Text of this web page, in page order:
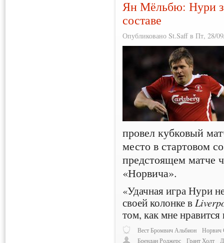
Ян Мёльбю: Нури
составе
Опубликовано St.Saff в Пт, 28/
провел кубковый
место в стартовом
предстоящем матче
«Норвича».
«Удачная игра Нури
своей колонке в
том, как мне
Вест Бромвич Альбион
Норвич
Брендан Роджерс
Грант Холт